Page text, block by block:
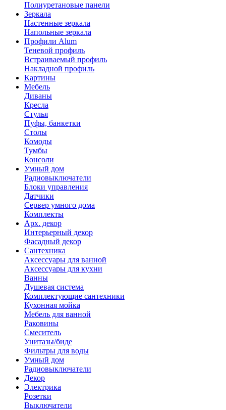
Полиуретановые панели
Зеркала
Настенные зеркала
Напольные зеркала
Профили Alum
Теневой профиль
Встраиваемый профиль
Накладной профиль
Картины
Мебель
Диваны
Кресла
Стулья
Пуфы, банкетки
Столы
Комоды
Тумбы
Консоли
Умный дом
Радиовыключатели
Блоки управления
Датчики
Сервер умного дома
Комплекты
Арх. декор
Интерьерный декор
Фасадный декор
Сантехника
Аксессуары для ванной
Аксессуары для кухни
Ванны
Душевая система
Комплектующие сантехники
Кухонная мойка
Мебель для ванной
Раковины
Смеситель
Унитазы/биде
Фильтры для воды
Умный дом
Радиовыключатели
Декор
Электрика
Розетки
Выключатели